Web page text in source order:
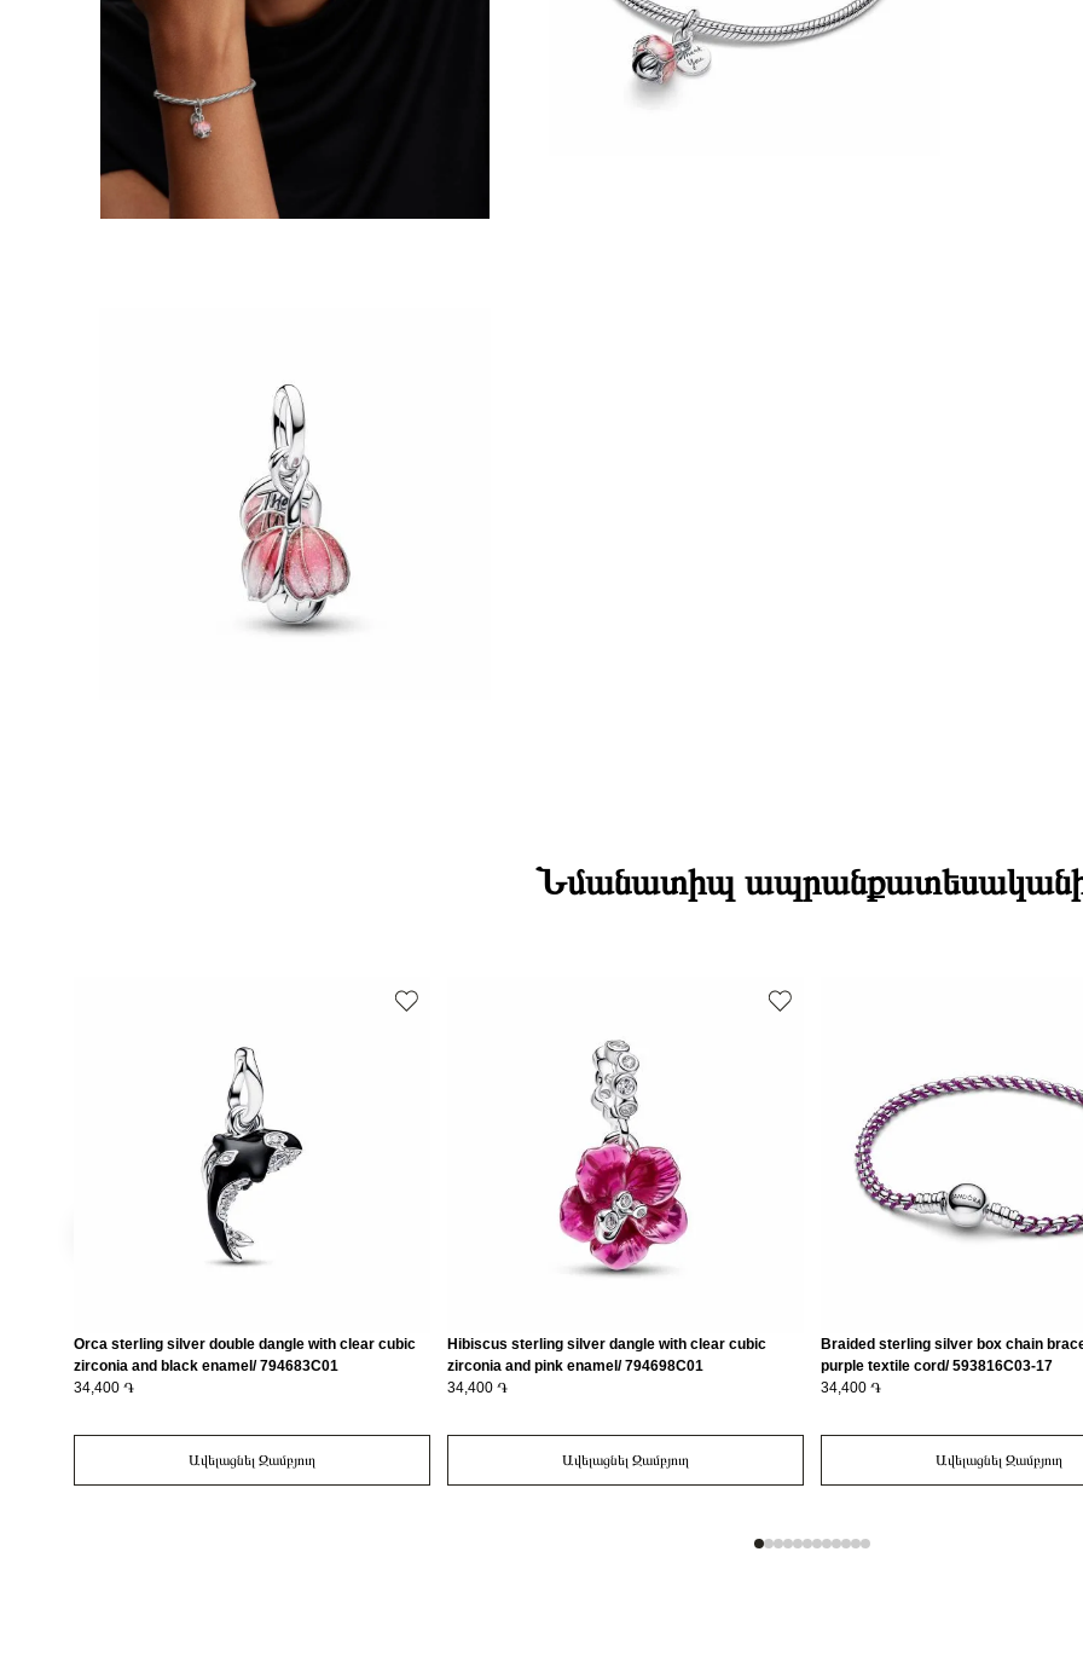
Նմանատիպ
Orca sterling silver double dangle with clear cubic
zirconia and black enamel/ 794683C01
34,400 ֏
Ավելացնել Զամբյուղ
Hibiscus sterling silver dangle with clear cubic
zirconia and pink enamel/ 794698C01
34,400 ֏
Ավելացնել Զամբյուղ
Braided sterling silver box chain
purple textile cord/ 593816C03-17
34,400 ֏
Ավելացնել Զամբյուղ